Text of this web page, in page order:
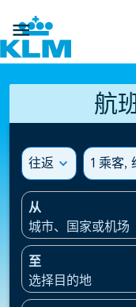

航
往返 expand_more 1 乘客,
从
城市、国家或机场
至
选择目的地